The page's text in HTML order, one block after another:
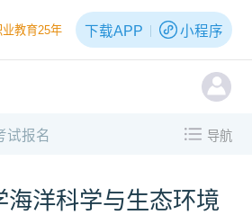
教育25年 下载APP 小程序
试报名 导航
海洋科学与生态环境